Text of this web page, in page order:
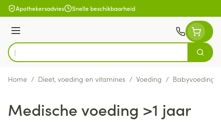
Ga naar de inhoud
Apothekersadvies Snelle beschikbaarheid
Menu
Product, merk, categorie...
Zoek
Home / Dieet, voeding en vitamines / Voeding / Babyvoeding
Medische voeding >1 jaar